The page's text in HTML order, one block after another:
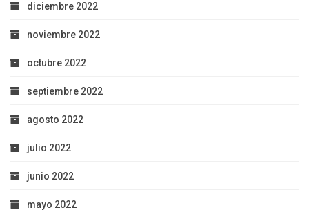
diciembre 2022
noviembre 2022
octubre 2022
septiembre 2022
agosto 2022
julio 2022
junio 2022
mayo 2022